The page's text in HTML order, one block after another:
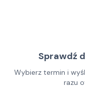
Sprawdź
Wybierz termin i
razu